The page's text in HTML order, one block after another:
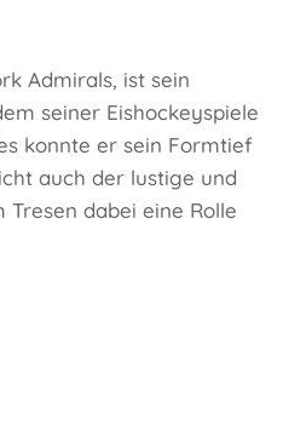
Admirals, ist sein
seiner Eishockeyspiele
konnte er sein Formtief
auch der lustige und
dabei eine Rolle